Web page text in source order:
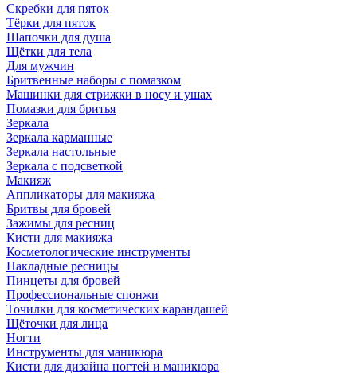
Скребки для пяток
Тёрки для пяток
Шапочки для душа
Щётки для тела
Для мужчин
Бритвенные наборы с помазком
Машинки для стрижки в носу и ушах
Помазки для бритья
Зеркала
Зеркала карманные
Зеркала настольные
Зеркала с подсветкой
Макияж
Аппликаторы для макияжа
Бритвы для бровей
Зажимы для ресниц
Кисти для макияжа
Косметологические инструменты
Накладные ресницы
Пинцеты для бровей
Профессиональные спонжи
Точилки для косметических карандашей
Щёточки для лица
Ногти
Инструменты для маникюра
Кисти для дизайна ногтей и маникюра